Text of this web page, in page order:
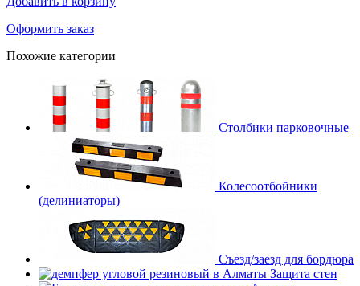
Оформить заказ
Похожие категории
Столбики парковочные
Колесоотбойники
(делиниаторы)
Съезд/заезд для бордюра
Защита стен